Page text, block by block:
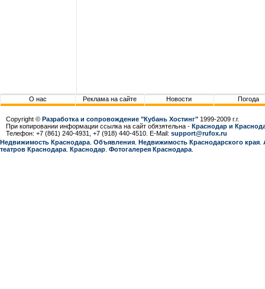
О нас Реклама на сайте Новости Погода
Copyright © Разработка и сопровождение "Кубань Хостинг" 1999-2009 г.г.
При копировании информации ссылка на сайт обязятельна - Краснодар и
Телефон: +7 (861) 240-4931, +7 (918) 440-4510. E-Mail: support@rufox.ru
Недвижимость Краснодара Объявления Недвижимость Краснодарcкого края
театров Краснодара Краснодар Фотогалерея Краснодара